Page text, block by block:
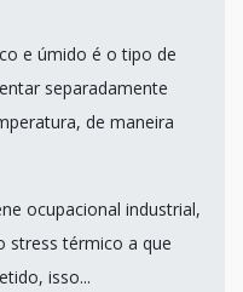
e úmido é o tipo de
separadamente
de maneira
ocupacional industrial,
stress térmico a que
isso...